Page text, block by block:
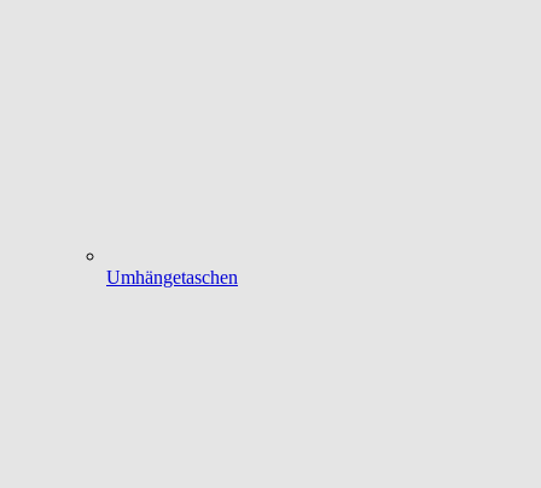
Umhängetaschen